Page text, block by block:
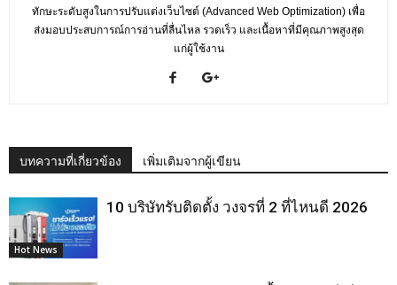
ทักษะระดับสูงในการปรับแต่งเว็บไซต์ (Advanced Web Optimization) เพื่อ
ส่งมอบประสบการณ์การอ่านที่ลื่นไหล รวดเร็ว และเนื้อหาที่มีคุณภาพสูงสุด
แก่ผู้ใช้งาน
บทความที่เกี่ยวข้อง เพิ่มเติมจากผู้เขียน
Hot News
10 บริษัทรับติดตั้ง วงจรที่ 2 ที่ไหนดี 2026